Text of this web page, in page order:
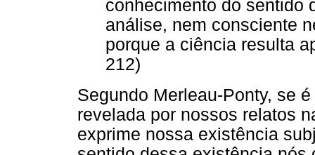
conhecimento do sentido
análise, nem consciente
porque a ciência resulta
212)
Segundo Merleau-Ponty, se
revelada por nossos relatos
exprime nossa existência